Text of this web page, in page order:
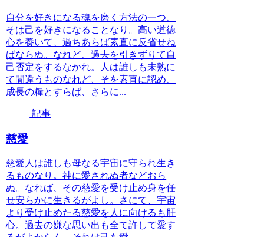
自分を好きになる魂を磨く方法の一つ、
そは己を好きになることなり。高い道徳
心を養いて、過ちあらば素直に反省せね
ばならぬ。なれど、過去を引きずりて自
己否定をするなかれ。人は誰しも未熟に
て間違うものなれど、そを素直に認め、
成長の糧とすらば、さらに...
記事
慈愛
慈愛人は誰しも母なる宇宙に守られ生き
るものなり。神に愛されぬ者などおら
ぬ。なれば、その慈愛を受け止め身を任
せ安らかに生きるがよし。さにて、宇宙
より受け止めたる慈愛を人に向けるも肝
心。過去の嫌な思い出も全て許して愛す